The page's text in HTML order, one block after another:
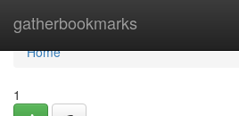
gatherbookmarks
Home
Home
1